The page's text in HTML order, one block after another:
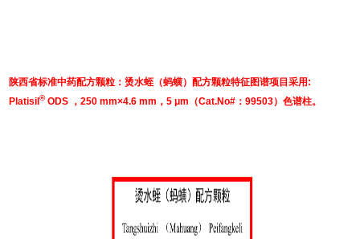
陕西省标准中药配方颗粒：烫水蛭（蚂蟥）配方颗粒特征图谱项目采用:
Platisil®ODS ，250 mm×4.6 mm，5 μm（Cat.No#：99503）色谱柱。